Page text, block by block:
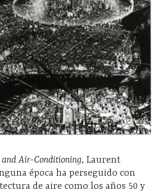
Air-Conditioning, Laurent
época ha perseguido con
de aire como los años 50 y